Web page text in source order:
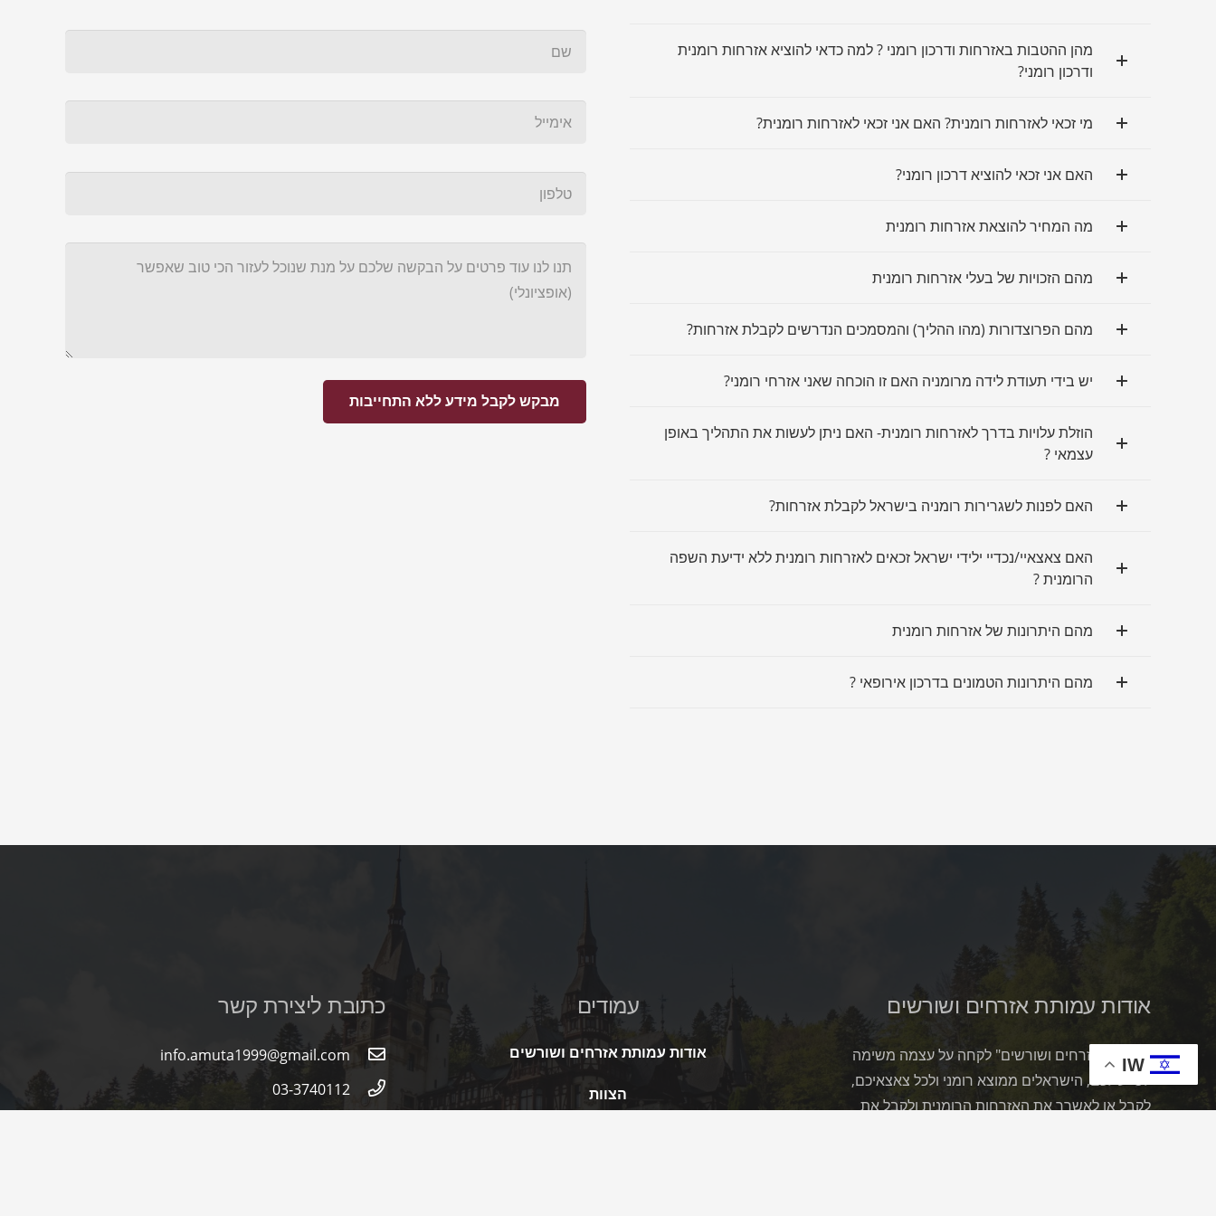
מהן ההטבות באזרחות ודרכון רומני ? למה כדאי להוציא אזרחות רומנית
ודרכון רומני?
מי זכאי לאזרחות רומנית? האם אני זכאי לאזרחות רומנית?
האם אני זכאי להוציא דרכון רומני?
מה המחיר להוצאת אזרחות רומנית
מהם הזכויות של בעלי אזרחות רומנית
מהם הפרוצדורות (מהו ההליך) והמסמכים הנדרשים לקבלת אזרחות?
יש בידי תעודת לידה מרומניה האם זו הוכחה שאני אזרחי רומני?
הוזלת עלויות בדרך לאזרחות רומנית- האם ניתן לעשות את התהליך באופן
עצמאי ?
האם לפנות לשגרירות רומניה בישראל לקבלת אזרחות?
האם צאצאיי/נכדיי ילידי ישראל זכאים לאזרחות רומנית ללא ידיעת השפה
הרומנית ?
מהם היתרונות של אזרחות רומנית
מהם היתרונות הטמונים בדרכון אירופאי ?
אודות עמותת אזרחים ושורשים
עמותת "אזרחים ושורשים" לקחה על עצמה משימה
לסייע לכם, הישראלים ממוצא רומני ולכל צאצאיכם,
לקבל או לאשרר את האזרחות הרומנית ולקבל את
עמודים
אודות עמותת אזרחים ושורשים
הצוות
כתובת ליצירת קשר
info.amuta1999@gmail.com
03-3740112
IW